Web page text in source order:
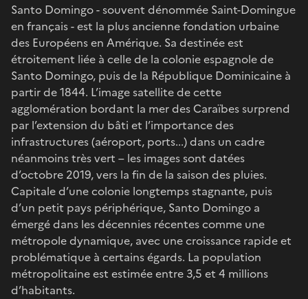
Santo Domingo - souvent dénommée Saint-Domingue
en français - est la plus ancienne fondation urbaine
des Européens en Amérique. Sa destinée est
étroitement liée à celle de la colonie espagnole de
Santo Domingo, puis de la République Dominicaine à
partir de 1844. L’image satellite de cette
agglomération bordant la mer des Caraïbes surprend
par l’extension du bâti et l’importance des
infrastructures (aéroport, ports...) dans un cadre
néanmoins très vert – les images sont datées
d’octobre 2019, vers la fin de la saison des pluies.
Capitale d’une colonie longtemps stagnante, puis
d’un petit pays périphérique, Santo Domingo a
émergé dans les décennies récentes comme une
métropole dynamique, avec une croissance rapide et
problématique à certains égards. La population
métropolitaine est estimée entre 3,5 et 4 millions
d’habitants.